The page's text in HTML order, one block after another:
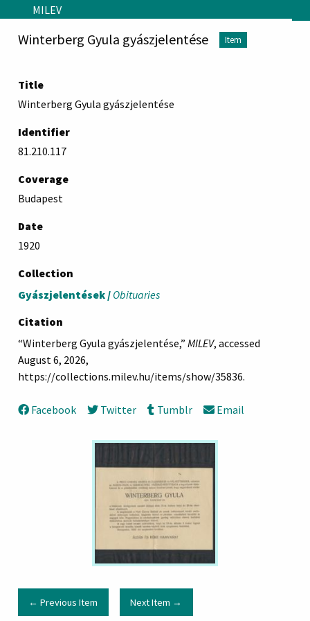
Skip to main content
MILEV
Winterberg Gyula gyászjelentése Item
Title
Winterberg Gyula gyászjelentése
Identifier
81.210.117
Coverage
Budapest
Date
1920
Collection
Gyászjelentések / Obituaries
Citation
“Winterberg Gyula gyászjelentése,” MILEV, accessed
August 6, 2026,
https://collections.milev.hu/items/show/35836.
Facebook Twitter Tumblr Email
← Previous Item Next Item →